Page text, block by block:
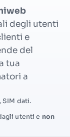
degli utenti
e
del
tua
a
SIM dati.
utenti e non